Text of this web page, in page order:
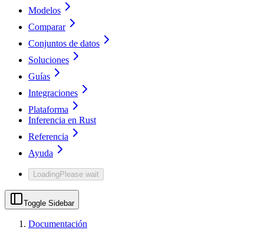
Modelos
Comparar
Conjuntos de datos
Soluciones
Guías
Integraciones
Plataforma
Inferencia en Rust
Referencia
Ayuda
LoadingPlease wait
Toggle Sidebar
Documentación